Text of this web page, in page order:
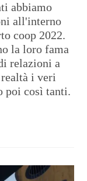
abbiamo
all'interno
coop 2022.
la loro fama
relazioni a
i veri
poi così tanti.